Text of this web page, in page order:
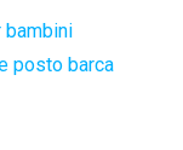
bambini
posto barca